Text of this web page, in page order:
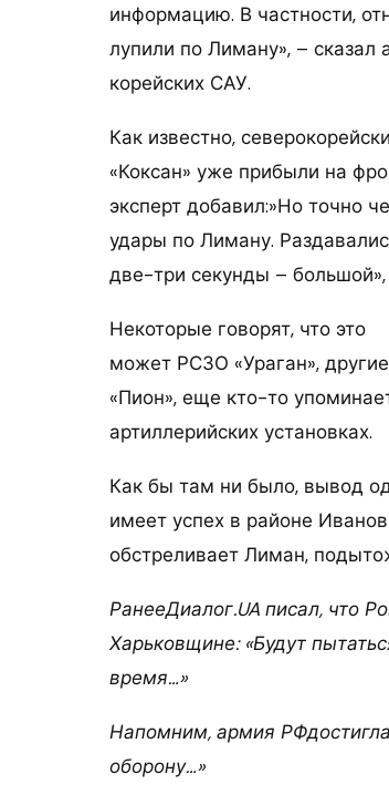
информацию. В частности,
лупили по Лиману», – сказал
корейских САУ.
Как известно,
«Коксан» уже прибыли на
эксперт добавил:»Но точно
удары по Лиману.
две-три секунды – большой»,
Некоторые говорят, что это
может РСЗО «Ураган»,
«Пион», еще кто-то
артиллерийских установках.
Как бы там ни было, вывод
имеет успех в районе
обстреливает Лиман,
РанееДиалог.UA писал, что
Харьковщине: «Будут
время…»
Напомним, армия
оборону…»